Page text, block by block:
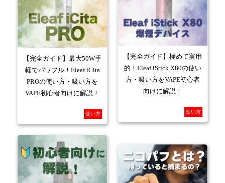
【完全ガイド】最大50W手
軽でパワフル！Eleaf iCita
PROの使い方・吸い方を
VAPE初心者向けに解説！
使い方
【完全ガイド】極めて実用
的！Eleaf iStick X80の使い
方・吸い方をVAPE初心者
向けに解説！
使い方